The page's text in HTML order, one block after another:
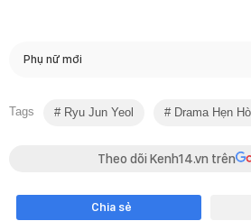
Phụ nữ mới
Tags Ryu Jun Yeol Drama Hẹn
Theo dõi Kenh14.vn trên
Chia sẻ